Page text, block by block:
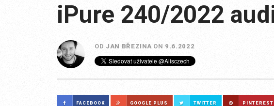
iPure 240/2022
OD JAN BŘEZINA ON 9.6.2022
FACEBOOK GOOGLE PLUS TWITTER PINTEREST